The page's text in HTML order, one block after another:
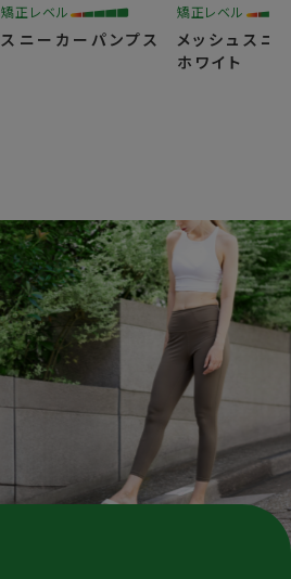
矯正レベル
スニーカーパンプス
矯正レベル
メッシュスニ
ホワイト